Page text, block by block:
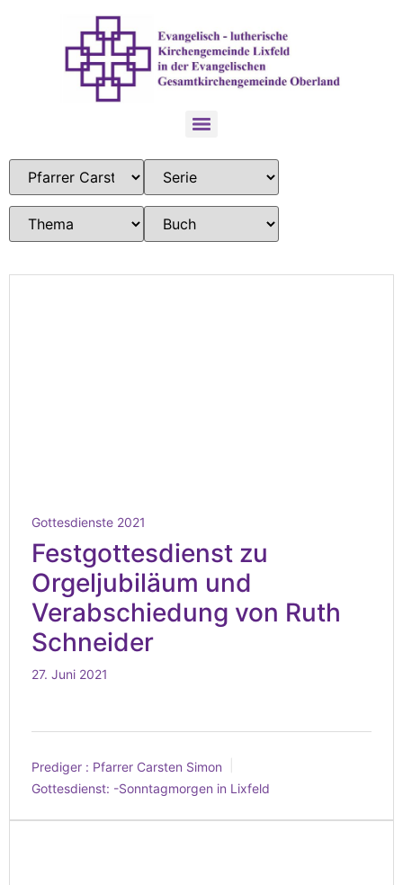
Gottesdienste 2021
Festgottesdienst zu
Orgeljubiläum und
Verabschiedung von Ruth
Schneider
27. Juni 2021
Prediger : Pfarrer Carsten Simon
Gottesdienst: -Sonntagmorgen in Lixfeld